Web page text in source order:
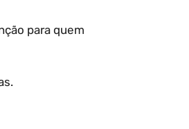
para quem